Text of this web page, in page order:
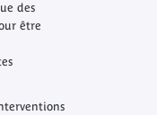
des
être